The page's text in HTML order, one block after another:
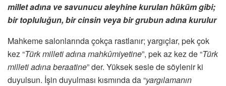
millet adına ve savunucu aleyhine kurulan hüküm gibi;
bir topluluğun, bir cinsin veya bir grubun adına kurulur
Mahkeme salonlarında çokça rastlanır; yargıçlar, pek çok
kez “Türk milleti adınamahkûmiyetine”, pek az kez de “Türk
milleti adınaberaatine” der. Yüksek sesle de söylenir ki
duyulsun. İşin duyulması kısmında da “yargılamanın